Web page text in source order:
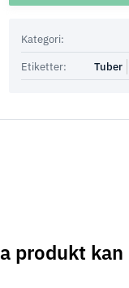
Kategori:
Etiketter:
Tuber
produkt